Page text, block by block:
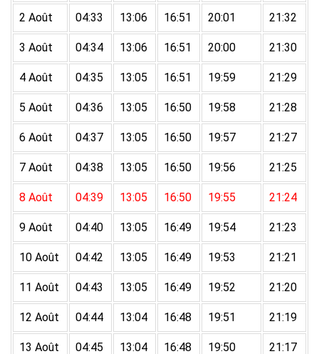
2 Août 04:33 13:06 16:51 20:01 21:32
3 Août 04:34 13:06 16:51 20:00 21:30
4 Août 04:35 13:05 16:51 19:59 21:29
5 Août 04:36 13:05 16:50 19:58 21:28
6 Août 04:37 13:05 16:50 19:57 21:27
7 Août 04:38 13:05 16:50 19:56 21:25
8 Août 04:39 13:05 16:50 19:55 21:24
9 Août 04:40 13:05 16:49 19:54 21:23
10 Août 04:42 13:05 16:49 19:53 21:21
11 Août 04:43 13:05 16:49 19:52 21:20
12 Août 04:44 13:04 16:48 19:51 21:19
13 Août 04:45 13:04 16:48 19:50 21:17